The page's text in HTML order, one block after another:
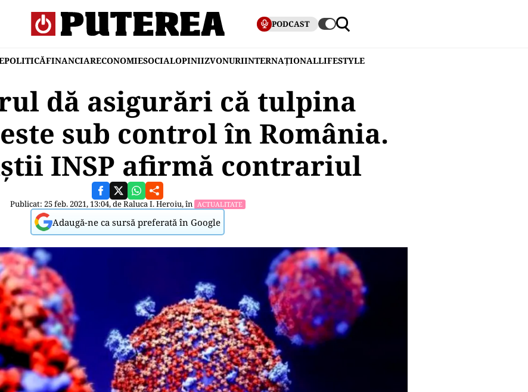
PODCAST
POLITICĂFINANCIARECONOMIESOCIALOPINIIZVONURIINTERNAȚIONALLIFESTYLE
dă asigurări că tulpina
sub control în România.
INSP afirmă contrariul
Publicat: 25 feb. 2021, 13:04, deRaluca I. Heroiu, în ACTUALITATE
Adaugă-ne ca sursă preferată în Google